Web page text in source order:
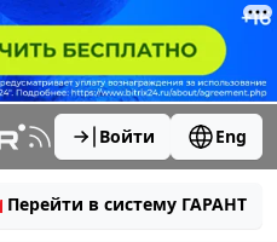
Войти Eng
Перейти в систему ГАРАНТ